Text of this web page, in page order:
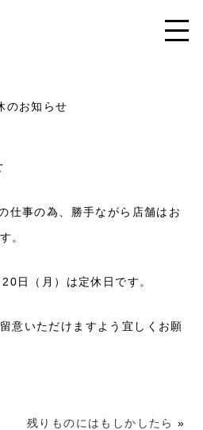
のお知らせ
仕事の為、勝手ながら店舗はお
。
日（月）は定休日です。
意いただけますよう宜しくお願
残りものにはもしかしたら »